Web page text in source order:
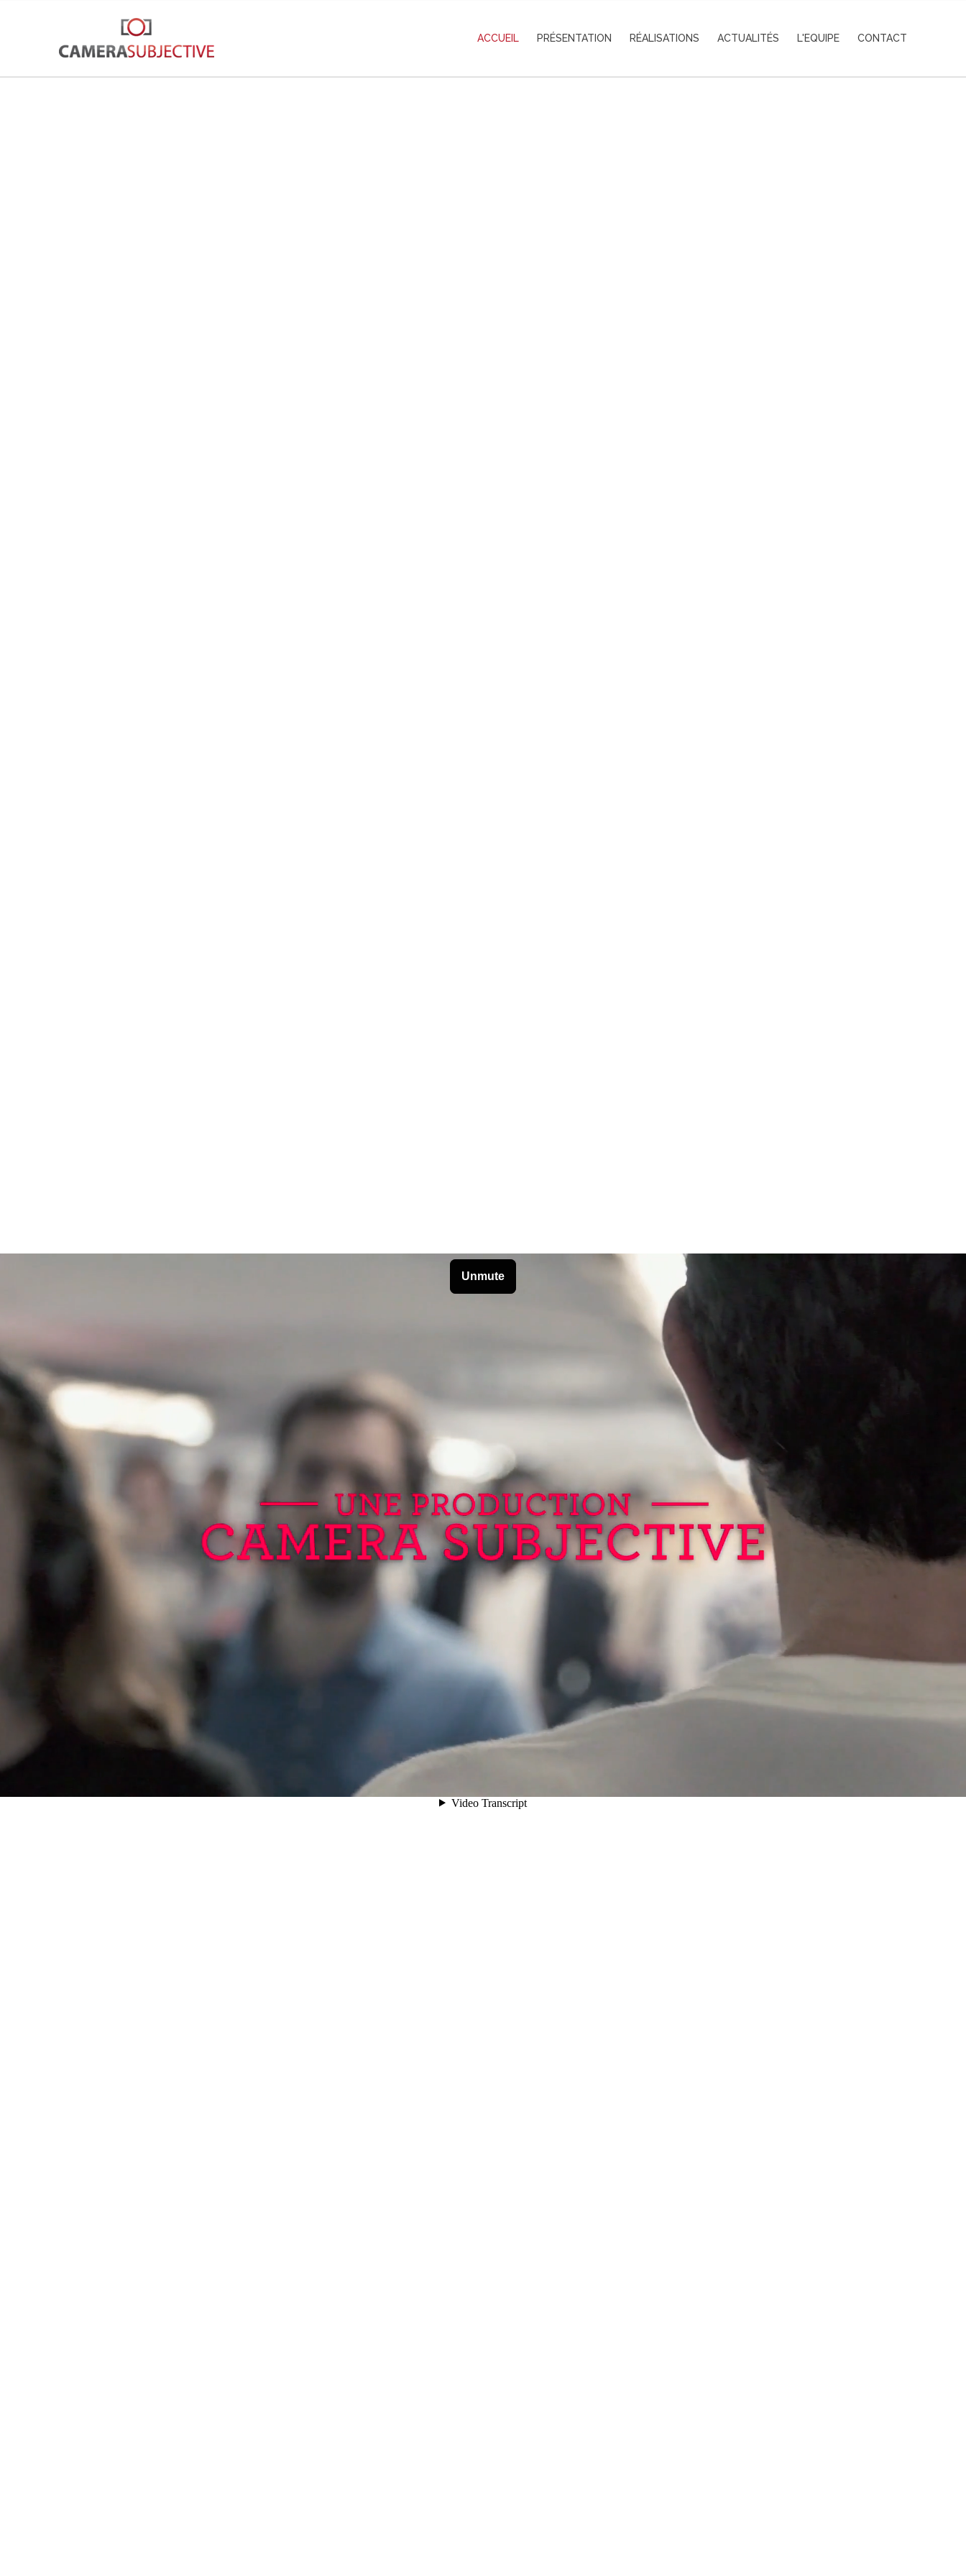
ACCUEIL PRÉSENTATION RÉALISATIONS ACTUALITÉS L'EQUIPE CONTACT